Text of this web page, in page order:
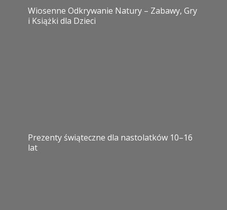
Wiosenne Odkrywanie Natury – Zabawy, Gry
i Książki dla Dzieci
Prezenty świąteczne dla nastolatków 10–16
lat